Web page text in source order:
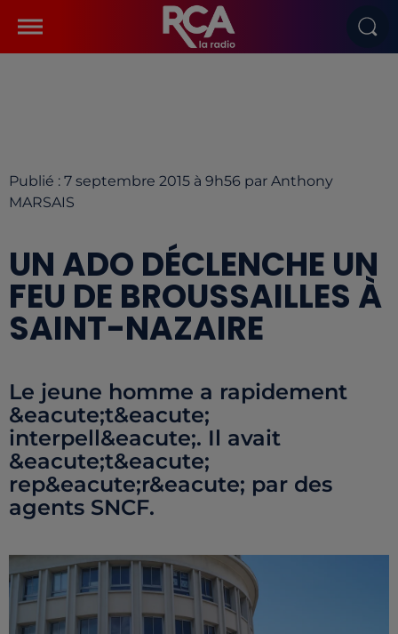
Publié : 7 septembre 2015 à 9h56 par Anthony
MARSAIS
UN ADO DÉCLENCHE UN
FEU DE BROUSSAILLES À
SAINT-NAZAIRE
Le jeune homme a rapidement
&eacute;t&eacute;
interpell&eacute;. Il avait
&eacute;t&eacute;
rep&eacute;r&eacute; par des
agents SNCF.